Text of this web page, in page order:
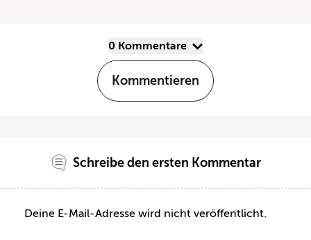
0 Kommentare
Kommentieren
Schreibe den ersten Kommentar
Deine E-Mail-Adresse wird nicht veröffentlicht.